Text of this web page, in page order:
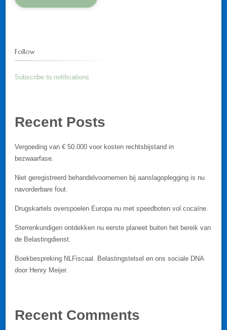
Follow
Subscribe to notifications
Recent Posts
Vergoeding van € 50.000 voor kosten rechtsbijstand in
bezwaarfase.
Niet geregistreerd behandelvoornemen bij aanslagoplegging is nu
navorderbare fout.
Drugskartels overspoelen Europa nu met speedboten vol cocaïne.
Sterrenkundigen ontdekken nu eerste planeet buiten het bereik van
de Belastingdienst.
Boekbespreking NLFiscaal. Belastingstelsel en ons sociale DNA
door Henry Meijer.
Recent Comments